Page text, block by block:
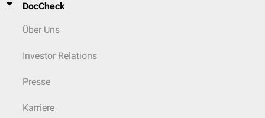
zygomatikofrontaler Pfeiler (lateraler Orbitarahmen incl. Sutura
frontozygomatica)
pterygomaxillärer Pfeiler
DocCheck
Über Uns
Investor Relations
Presse
Karriere